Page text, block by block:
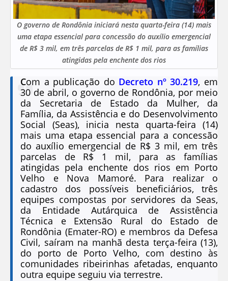
O governo de Rondônia iniciará nesta quarta-feira (14) mais
uma etapa essencial para concessão do auxílio emergencial
de R$ 3 mil, em três parcelas de R$ 1 mil, para as famílias
atingidas pela enchente dos rios
Com a publicação do Decreto nº 30.219, em
30 de abril, o governo de Rondônia, por meio
da Secretaria de Estado da Mulher, da
Família, da Assistência e do Desenvolvimento
Social (Seas), inicia nesta quarta-feira (14)
mais uma etapa essencial para a concessão
do auxílio emergencial de R$ 3 mil, em três
parcelas de R$ 1 mil, para as famílias
atingidas pela enchente dos rios em Porto
Velho e Nova Mamoré. Para realizar o
cadastro dos possíveis beneficiários, três
equipes compostas por servidores da Seas,
da Entidade Autárquica de Assistência
Técnica e Extensão Rural do Estado de
Rondônia (Emater-RO) e membros da Defesa
Civil, saíram na manhã desta terça-feira (13),
do porto de Porto Velho, com destino às
comunidades ribeirinhas afetadas, enquanto
outra equipe seguiu via terrestre.